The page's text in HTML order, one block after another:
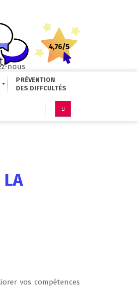
nous
PRÉVENTION
LA
vos compétences